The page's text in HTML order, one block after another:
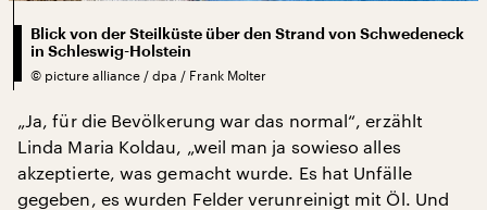
Blick von der Steilküste über den Strand von Schwedeneck
in Schleswig-Holstein
© picture alliance / dpa / Frank Molter
„Ja, für die Bevölkerung war das normal“, erzählt
Linda Maria Koldau, „weil man ja sowieso alles
akzeptierte, was gemacht wurde. Es hat Unfälle
gegeben, es wurden Felder verunreinigt mit Öl. Und